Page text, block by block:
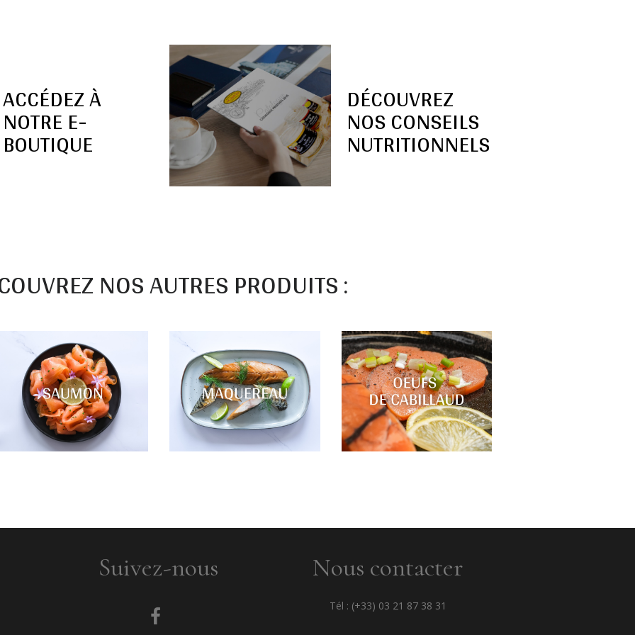
ACCÉDEZ À
NOTRE E-
BOUTIQUE
DÉCOUVREZ
NOS CONSEILS
NUTRITIONNELS
NOS AUTRES PRODUITS :
Suivez-nous Nous contacter
Tél : (+33) 03 21 87 38 31